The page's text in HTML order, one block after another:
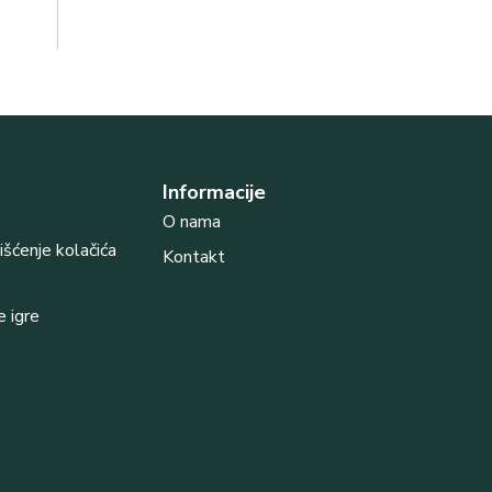
kolačića
igre
Informacije
O nama
Kontakt